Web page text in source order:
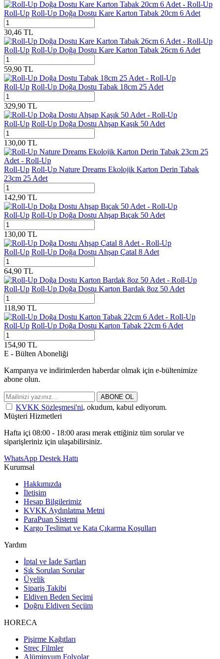
Roll-Up Roll-Up Doğa Dostu Kare Karton Tabak 20cm 6 Adet
30,46 TL
Roll-Up Roll-Up Doğa Dostu Kare Karton Tabak 26cm 6 Adet
59,90 TL
Roll-Up Roll-Up Doğa Dostu Tabak 18cm 25 Adet
329,90 TL
Roll-Up Roll-Up Doğa Dostu Ahşap Kaşık 50 Adet
130,00 TL
Roll-Up Roll-Up Nature Dreams Ekolojik Karton Derin Tabak
23cm 25 Adet
142,90 TL
Roll-Up Roll-Up Doğa Dostu Ahşap Bıçak 50 Adet
130,00 TL
Roll-Up Roll-Up Doğa Dostu Ahşap Çatal 8 Adet
64,90 TL
Roll-Up Roll-Up Doğa Dostu Karton Bardak 8oz 50 Adet
118,90 TL
Roll-Up Roll-Up Doğa Dostu Karton Tabak 22cm 6 Adet
154,90 TL
E - Bülten Aboneliği
Kampanya ve indirimlerden haberdar olmak için e-bültenimize
abone olun.
ABONE OL
KVKK Sözleşmesi'ni, okudum, kabul ediyorum.
Müşteri Hizmetleri
Hafta içi 08:00 - 18:00 arası merak ettiğiniz tüm sorular ve
siparişleriniz için ulaşabilirsiniz.
WhatsApp Destek Hattı
Kurumsal
Hakkımızda
İletişim
Hesap Bilgilerimiz
KVKK Aydınlatma Metni
ParaPuan Sistemi
Kargo Teslimat ve Kata Çıkarma Koşulları
Yardım
İptal ve İade Şartları
Sık Sorulan Sorular
Üyelik
Sipariş Takibi
Eldiven Beden Seçimi
Doğru Eldiven Seçiim
HORECA
Pişirme Kağıtları
Streç Filmler
Alüminyum Folyolar